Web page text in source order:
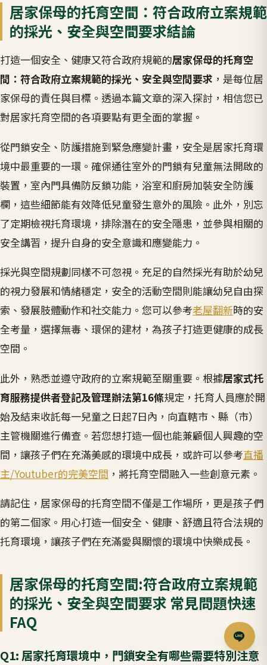
居家保母的托育空間：符合政府立案規範
的採光、安全與空間要求結論
打造一個安全、健康又符合政府規範的居家保母的托育空
間：符合政府立案規範的採光、安全與空間要求 ，是每位居
家保母的責任與目標。透過本篇文章的深入探討，相信您已
對居家托育空間的各項要點有更全面的掌握。
從門鎖安全、防護措施到緊急應變計畫，安全是居家托育環
境中最重要的一環。確保通往室外的門鎖有兒童無法開啟的
裝置，室內門具備防反鎖功能，浴室和廚房加裝安全防護
欄，這些細節能有效降低兒童發生意外的風險。此外，別忘
了定期檢視托育環境，排除潛在的安全隱患，並參與相關的
安全講習，提升自身的安全意識和應變能力。
採光與空間規劃同樣不可忽視。充足的自然採光有助於幼兒
的視力發展和情緒穩定，安全的活動空間則能讓幼兒自由探
索、發展肢體動作和社交能力。您可以參考老屋翻新時的安
全考量，選擇無毒、環保的建材，為孩子打造更健康的成長
空間。
此外，熟悉並遵守政府的立案規範至關重要。根據居家式托
育服務提供者登記及管理辦法第16條規定，托育人員應於開
始及結束收託每一兒童之日起7日內，向直轄市、縣（市）
主管機關進行備查。若您想打造一個也能兼顧個人興趣的空
間，讓孩子們在充滿美感的環境中成長，或許可以參考直播
主/Youtuber的完美空間 ，將托育空間融入一些創意元素。
請記住，居家保母的托育空間不僅是工作場所，更是孩子們
的第二個家。用心打造一個安全、健康、舒適且符合法規的
托育環境，讓孩子們在充滿愛與關懷的環境中快樂成長。
居家保母的托育空間:符合政府立案規範
的採光、安全與空間要求 常見問題快速
FAQ
Q1: 居家托育環境中，門鎖安全有哪些需要特別注意